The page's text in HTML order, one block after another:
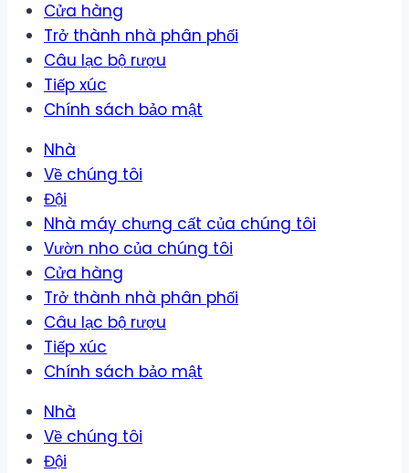
Cửa hàng
Trở thành nhà phân phối
Câu lạc bộ rượu
Tiếp xúc
Chính sách bảo mật
Nhà
Về chúng tôi
Đội
Nhà máy chưng cất của chúng tôi
Vườn nho của chúng tôi
Cửa hàng
Trở thành nhà phân phối
Câu lạc bộ rượu
Tiếp xúc
Chính sách bảo mật
Nhà
Về chúng tôi
Đội